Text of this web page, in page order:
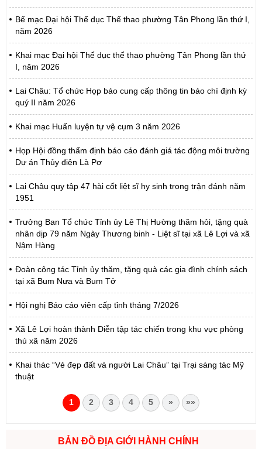
Bế mạc Đại hội Thể dục Thể thao phường Tân Phong lần thứ I,
năm 2026
Khai mạc Đại hội Thể dục thể thao phường Tân Phong lần thứ
I, năm 2026
Lai Châu: Tổ chức Họp báo cung cấp thông tin báo chí định kỳ
quý II năm 2026
Khai mạc Huấn luyện tự vệ cụm 3 năm 2026
Họp Hội đồng thẩm định báo cáo đánh giá tác động môi trường
Dự án Thủy điện Là Pơ
Lai Châu quy tập 47 hài cốt liệt sĩ hy sinh trong trận đánh năm
1951
Trưởng Ban Tổ chức Tỉnh ủy Lê Thị Hường thăm hỏi, tặng quà
nhân dịp 79 năm Ngày Thương binh - Liệt sĩ tại xã Lê Lợi và xã
Nậm Hàng
Đoàn công tác Tỉnh ủy thăm, tặng quà các gia đình chính sách
tại xã Bum Nưa và Bum Tở
Hội nghị Báo cáo viên cấp tỉnh tháng 7/2026
Xã Lê Lợi hoàn thành Diễn tập tác chiến trong khu vực phòng
thủ xã năm 2026
Khai thác “Vẻ đẹp đất và người Lai Châu” tại Trại sáng tác Mỹ
thuật
1 2 3 4 5 » »»
BẢN ĐỒ ĐỊA GIỚI HÀNH CHÍNH